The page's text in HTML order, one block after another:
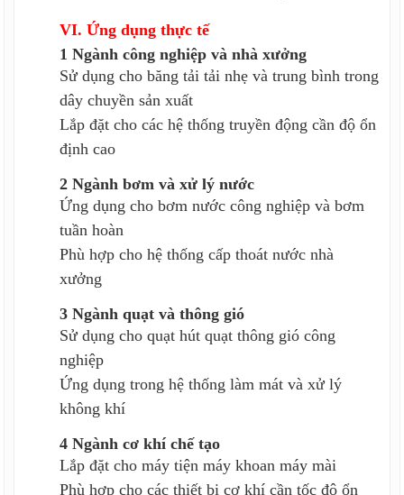
VI. Ứng dụng thực tế
1 Ngành công nghiệp và nhà xưởng
Sử dụng cho băng tải tải nhẹ và trung bình trong
dây chuyền sản xuất
Lắp đặt cho các hệ thống truyền động cần độ ổn
định cao
2 Ngành bơm và xử lý nước
Ứng dụng cho bơm nước công nghiệp và bơm
tuần hoàn
Phù hợp cho hệ thống cấp thoát nước nhà
xưởng
3 Ngành quạt và thông gió
Sử dụng cho quạt hút quạt thông gió công
nghiệp
Ứng dụng trong hệ thống làm mát và xử lý
không khí
4 Ngành cơ khí chế tạo
Lắp đặt cho máy tiện máy khoan máy mài
Phù hợp cho các thiết bị cơ khí cần tốc độ ổn